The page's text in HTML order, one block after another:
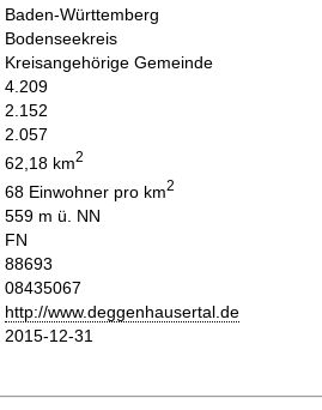
Baden-Württemberg
Bodenseekreis
Kreisangehörige Gemeinde
4.209
2.152
2.057
62,18 km2
68 Einwohner pro km2
559 m ü. NN
FN
88693
08435067
http://www.deggenhausertal.de
2015-12-31